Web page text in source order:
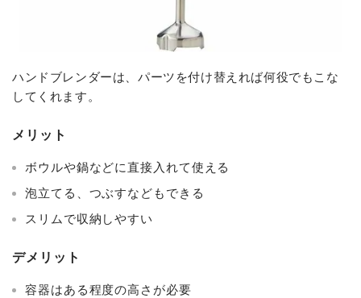
ハンドブレンダーは、パーツを付け替えれば何役でもこな
してくれます。
メリット
ボウルや鍋などに直接入れて使える
泡立てる、つぶすなどもできる
スリムで収納しやすい
デメリット
容器はある程度の高さが必要